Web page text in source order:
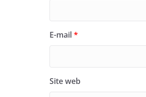
E-mail*
Site web